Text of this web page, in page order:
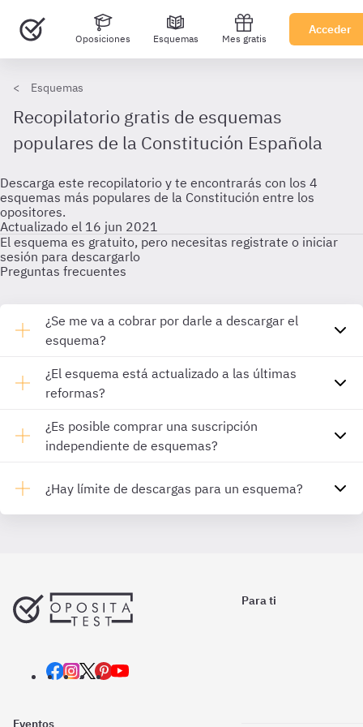
Oposiciones Esquemas Mes gratis
Acceder
Esquemas
Recopilatorio gratis de esquemas
populares de la Constitución Española
Descarga este recopilatorio y te encontrarás con los 4
esquemas más populares de la Constitución entre los
opositores.
Actualizado el 16 jun 2021
El esquema es gratuito, pero necesitas registrate o iniciar
sesión para descargarlo
Preguntas frecuentes
¿Se me va a cobrar por darle a descargar el
esquema?
¿El esquema está actualizado a las últimas
reformas?
¿Es posible comprar una suscripción
independiente de esquemas?
¿Hay límite de descargas para un esquema?
Para ti
Eventos